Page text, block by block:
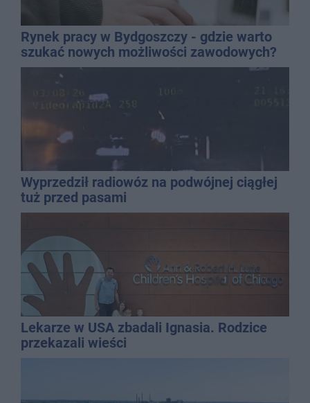
Rynek pracy w Bydgoszczy - gdzie warto
szukać nowych możliwości zawodowych?
Wyprzedził radiowóz na podwójnej ciągłej
tuż przed pasami
Lekarze w USA zbadali Ignasia. Rodzice
przekazali wieści